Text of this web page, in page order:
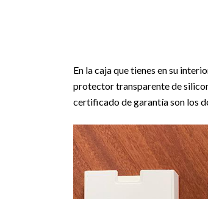
En la caja que tienes en su
protector transparente de
certificado de garantía son los